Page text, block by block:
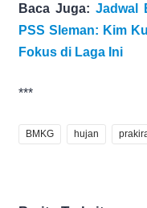
Baca Juga:Jadwal
PSS Sleman: Kim
Fokus di Laga Ini
***
BMKG hujan